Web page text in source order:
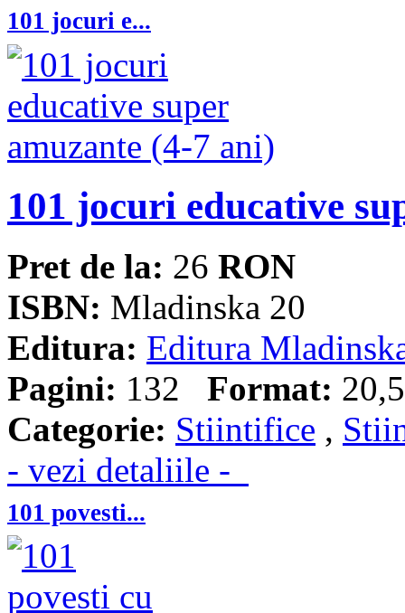
101 jocuri e...
101 jocuri educative
Pret de la: 26 RON
ISBN: Mladinska 20
Editura: Editura
Pagini: 132 Format:
Categorie: Stiintifice ,
- vezi detaliile -
101 povesti...